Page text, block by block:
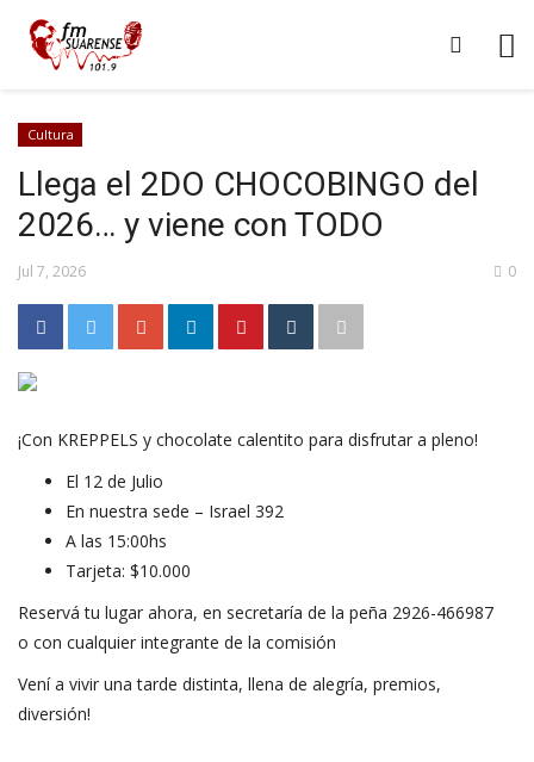
Cultura
Llega el 2DO CHOCOBINGO del
2026… y viene con TODO
Jul 7, 2026 0
¡Con KREPPELS y chocolate calentito para disfrutar a pleno!
El 12 de Julio
En nuestra sede – Israel 392
A las 15:00hs
Tarjeta: $10.000
Reservá tu lugar ahora, en secretaría de la peña 2926-466987
o con cualquier integrante de la comisión
Vení a vivir una tarde distinta, llena de alegría, premios,
diversión!